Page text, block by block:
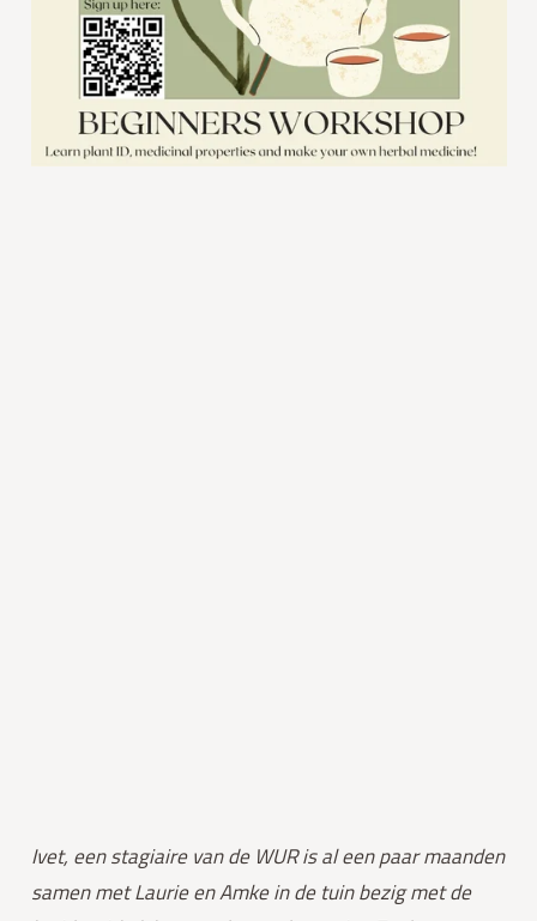
Ivet, een stagiaire van de WUR is al een paar maanden
samen met Laurie en Amke in de tuin bezig met de